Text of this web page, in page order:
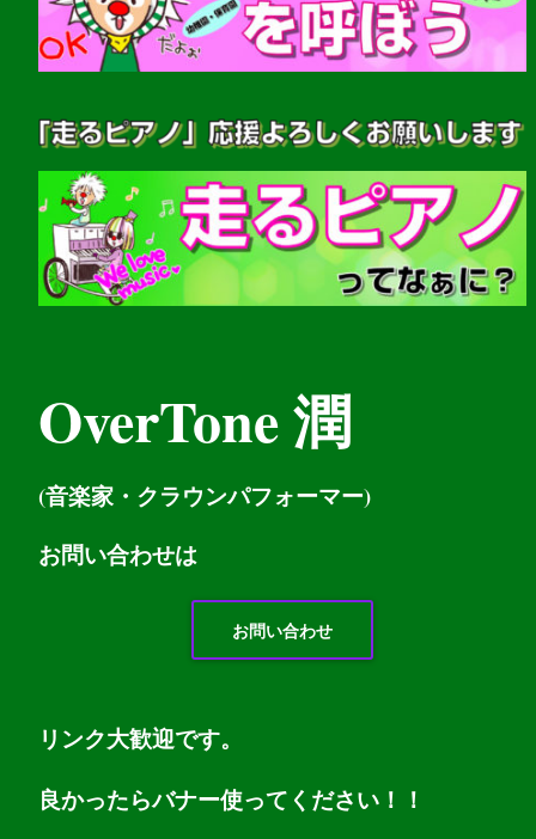
OverTone 潤
(音楽家・クラウンパフォーマー)
お問い合わせは
お問い合わせ
リンク大歓迎です。
良かったらバナー使ってください！！